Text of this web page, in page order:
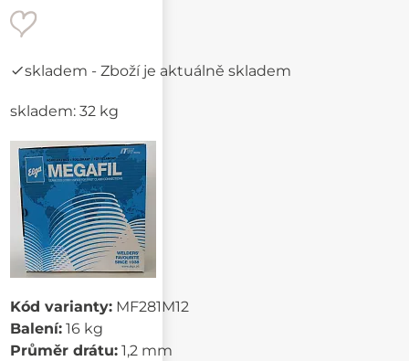
skladem - Zboží je aktuálně skladem
skladem: 32 kg
Kód varianty: MF281M12
Balení: 16 kg
Průměr drátu: 1,2 mm